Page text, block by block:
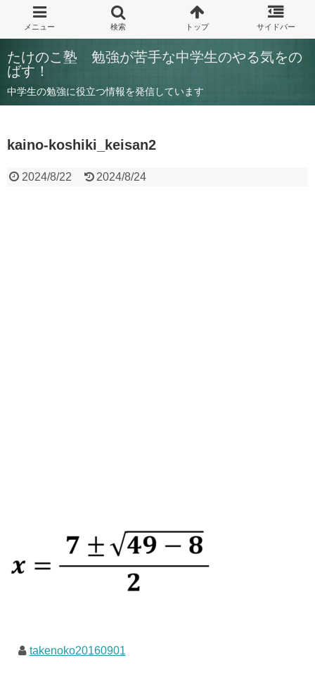
たけのこ塾 勉強が苦手な中学生のやる気をの
ばす！
中学生の勉強に役立つ情報を発信しています
kaino-koshiki_keisan2
2024/8/22 2024/8/24
takenoko20160901